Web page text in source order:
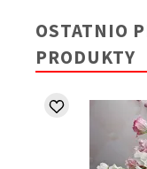
OSTATNIO
PRODUKTY